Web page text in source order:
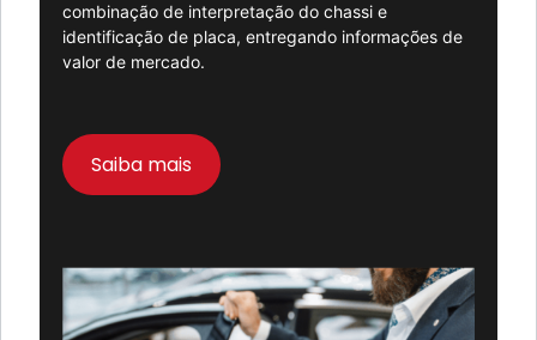
combinação de interpretação do chassi e
identificação de placa, entregando informações de
valor de mercado.
Saiba mais